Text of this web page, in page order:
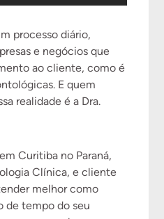
processo diário,
e negócios que
ao cliente, como é
E quem
realidade é a Dra.
Curitiba no Paraná,
Clínica, e cliente
melhor como
de tempo do seu